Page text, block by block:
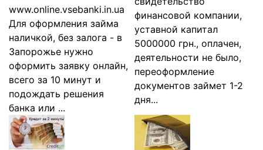
www.online.vsebanki.in.ua
Для оформления займа
наличкой, без залога - в
Запорожье нужно
оформить заявку онлайн,
всего за 10 минут и
подождать решения
банка или ...
финансовой компании,
уставной капитал
5000000 грн., оплачен,
деятельности не было,
переоформление
документов займет 1-2
дня...